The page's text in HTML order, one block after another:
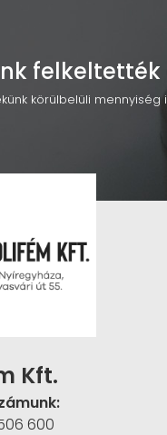
körülbelüli
Kft.
600